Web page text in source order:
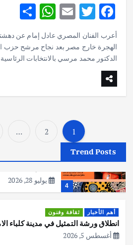
F
ac
e
b
o
T
w
it
te
E
m
ai
l
W
h
at
s
p
S
ar
e
أعرب الفنان المصري عادل إمام عن
الهجرة خارج مصر بعد نجاح مرشح حزب
الدكتور محمد مرسي بالانتخابات
ت
ع
د
د
1
2
…
Trend Posts
2
أهم الأخبار
قصة نجاح
اصبح بطلاً
يوليو 30, 2026
هوي آن… مدينة
4
يوليو 28, 2026
أهم الأخبار ثقافة وفنون
انطلاق ورشة التمثيل في مدينة كلباء
أغسطس 5, 2026